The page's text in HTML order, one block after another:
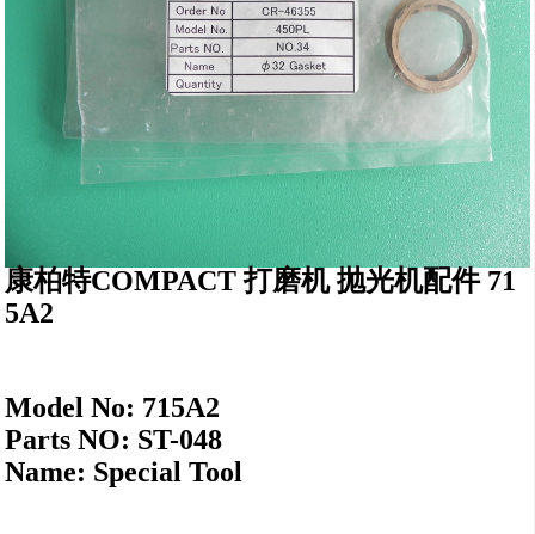
康柏特COMPACT 打磨机 抛光机配件71
5A2
Model No: 715A2
Parts NO: ST-048
Name: Special Tool